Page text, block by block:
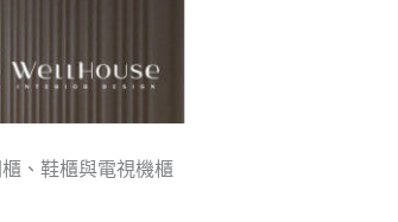
、鞋櫃與電視機櫃